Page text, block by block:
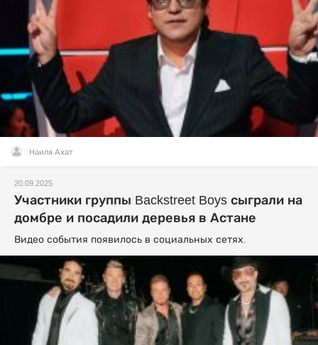
Наиля Ахат
20.09.2025
Участники группы Backstreet Boys сыграли на
домбре и посадили деревья в Астане
Видео события появилось в социальных сетях.